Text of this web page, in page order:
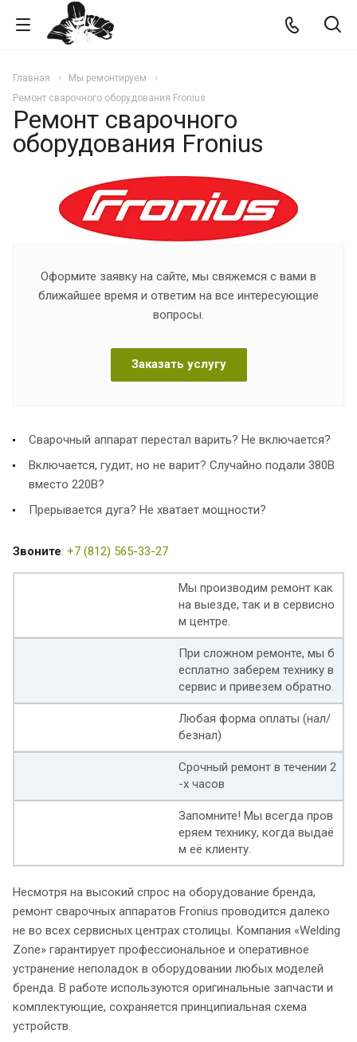
Главная
Мы ремонтируем
Ремонт сварочного оборудования Fronius
Ремонт сварочного
оборудования Fronius
Оформите заявку на сайте, мы свяжемся с вами в
ближайшее время и ответим на все интересующие
вопросы.
Заказать услугу
Сварочный аппарат перестал варить? Не включается?
Включается, гудит, но не варит? Случайно подали 380В
вместо 220В?
Прерывается дуга? Не хватает мощности?
Звоните: +7 (812) 565-33-27
Мы производим ремонт как
на выезде, так и в сервисно
м центре.
При сложном ремонте, мы б
есплатно заберем технику в
сервис и привезем обратно.
Любая форма оплаты (нал/
безнал)
Срочный ремонт в течении 2
-х часов
Запомните! Мы всегда пров
еряем технику, когда выдаё
м её клиенту.
Несмотря на высокий спрос на оборудование бренда,
ремонт сварочных аппаратов Fronius проводится далеко
не во всех сервисных центрах столицы. Компания «Welding
Zone» гарантирует профессиональное и оперативное
устранение неполадок в оборудовании любых моделей
бренда. В работе используются оригинальные запчасти и
комплектующие, сохраняется принципиальная схема
устройств.